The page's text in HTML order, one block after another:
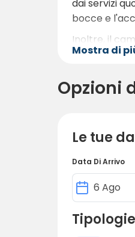
dai servizi
bocce e
Inoltre, il
vacanze di
Mostra di
Opzioni
Le tue
Data Di Arrivo